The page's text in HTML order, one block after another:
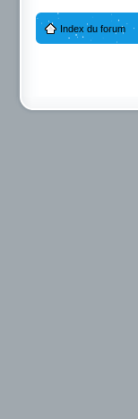
Index du forum